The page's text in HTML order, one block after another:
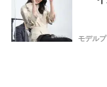
モデル